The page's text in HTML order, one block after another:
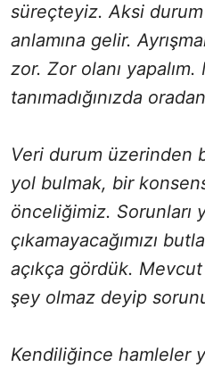
süreçteyiz. Aksi durum
anlamına gelir.
zor. Zor olanı
tanımadığınızda
Veri durum üzerinden
yol bulmak, bir
önceliğimiz. Sorunları
çıkamayacağımızı
açıkça gördük.
şey olmaz deyip
Kendiliğince hamleler